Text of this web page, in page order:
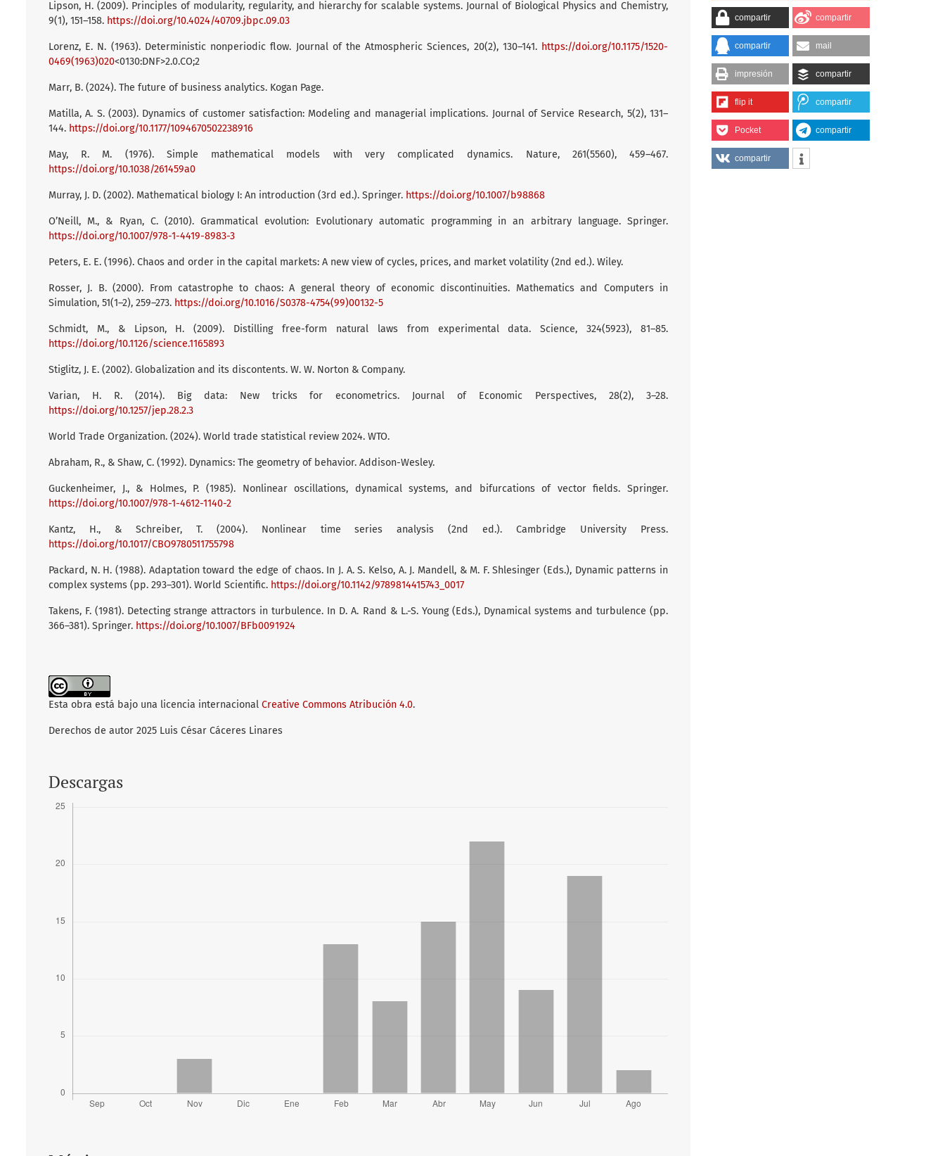
compartir compartir
compartir mail
impresión compartir
flip it compartir
Pocket compartir
compartir
Lipson, H. (2009). Principles of modularity, regularity, and hierarchy for scalable systems. Journal of Biological Physics and Chemistry,
9(1), 151–158. https://doi.org/10.4024/40709.jbpc.09.03
Lorenz, E. N. (1963). Deterministic nonperiodic flow. Journal of the Atmospheric Sciences, 20(2), 130–141. https://doi.org/10.1175/1520-
0469(1963)020<0130:DNF>2.0.CO;2
Marr, B. (2024). The future of business analytics. Kogan Page.
Matilla, A. S. (2003). Dynamics of customer satisfaction: Modeling and managerial implications. Journal of Service Research, 5(2), 131–
144. https://doi.org/10.1177/1094670502238916
May, R. M. (1976). Simple mathematical models with very complicated dynamics. Nature, 261(5560), 459–467.
https://doi.org/10.1038/261459a0
Murray, J. D. (2002). Mathematical biology I: An introduction (3rd ed.). Springer. https://doi.org/10.1007/b98868
O’Neill, M., & Ryan, C. (2010). Grammatical evolution: Evolutionary automatic programming in an arbitrary language. Springer.
https://doi.org/10.1007/978-1-4419-8983-3
Peters, E. E. (1996). Chaos and order in the capital markets: A new view of cycles, prices, and market volatility (2nd ed.). Wiley.
Rosser, J. B. (2000). From catastrophe to chaos: A general theory of economic discontinuities. Mathematics and Computers in
Simulation, 51(1–2), 259–273. https://doi.org/10.1016/S0378-4754(99)00132-5
Schmidt, M., & Lipson, H. (2009). Distilling free-form natural laws from experimental data. Science, 324(5923), 81–85.
https://doi.org/10.1126/science.1165893
Stiglitz, J. E. (2002). Globalization and its discontents. W. W. Norton & Company.
Varian, H. R. (2014). Big data: New tricks for econometrics. Journal of Economic Perspectives, 28(2), 3–28.
https://doi.org/10.1257/jep.28.2.3
World Trade Organization. (2024). World trade statistical review 2024. WTO.
Abraham, R., & Shaw, C. (1992). Dynamics: The geometry of behavior. Addison-Wesley.
Guckenheimer, J., & Holmes, P. (1985). Nonlinear oscillations, dynamical systems, and bifurcations of vector fields. Springer.
https://doi.org/10.1007/978-1-4612-1140-2
Kantz, H., & Schreiber, T. (2004). Nonlinear time series analysis (2nd ed.). Cambridge University Press.
https://doi.org/10.1017/CBO9780511755798
Packard, N. H. (1988). Adaptation toward the edge of chaos. In J. A. S. Kelso, A. J. Mandell, & M. F. Shlesinger (Eds.), Dynamic patterns in
complex systems (pp. 293–301). World Scientific. https://doi.org/10.1142/9789814415743_0017
Takens, F. (1981). Detecting strange attractors in turbulence. In D. A. Rand & L.-S. Young (Eds.), Dynamical systems and turbulence (pp.
366–381). Springer. https://doi.org/10.1007/BFb0091924
Esta obra está bajo una licencia internacional Creative Commons Atribución 4.0.
Derechos de autor 2025 Luis César Cáceres Linares
Descargas